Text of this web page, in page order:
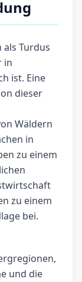
Turdus
in
ist. Eine
dieser
Wäldern
in
zu einem
zu einem
bei.
und die